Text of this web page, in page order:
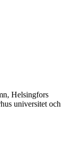
Helsingfors
universitet och